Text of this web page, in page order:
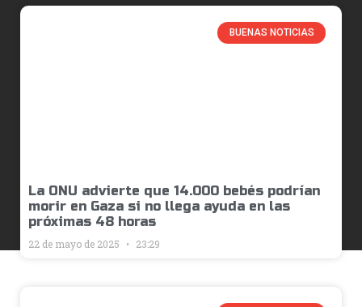
BUENAS NOTICIAS
La ONU advierte que 14.000 bebés podrían
morir en Gaza si no llega ayuda en las
próximas 48 horas
22 de mayo de 2025 23:29